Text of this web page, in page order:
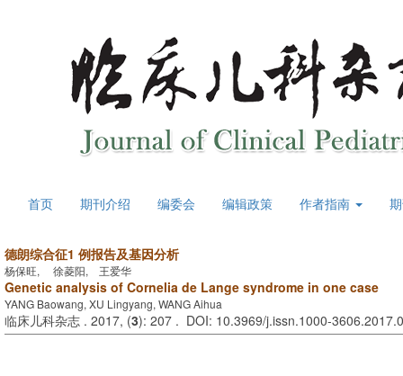
首页 期刊介绍 编委会 编辑政策 作者指南
德朗综合征1 例报告及基因分析
杨保旺, 徐菱阳, 王爱华
Genetic analysis of Cornelia de Lange syndrome in one case
YANG Baowang, XU Lingyang, WANG Aihua
临床儿科杂志 . 2017, (3): 207 . DOI: 10.3969/j.issn.1000-